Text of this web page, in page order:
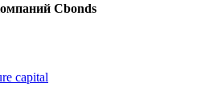
Cbonds
capital